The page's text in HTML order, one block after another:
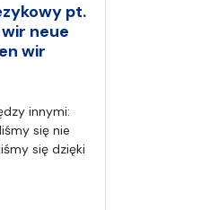
pt.
neue
wir
innymi:
się nie
się dzięki